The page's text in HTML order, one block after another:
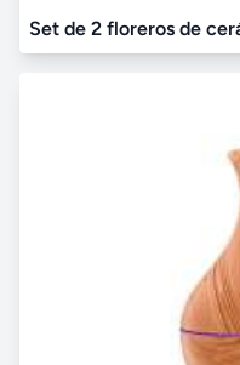
Set de 2 floreros de